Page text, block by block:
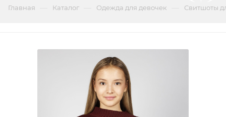
Главная Каталог Одежда для девочек Свитшоты